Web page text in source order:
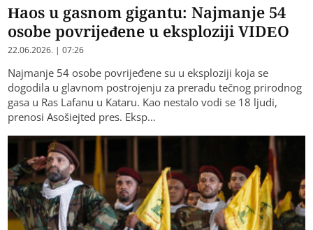
Haos u gasnom gigantu: Najmanje 54
osobe povrijeđene u eksploziji VIDEO
22.06.2026. | 07:26
Najmanje 54 osobe povrijeđene su u eksploziji koja se
dogodila u glavnom postrojenju za preradu tečnog prirodnog
gasa u Ras Lafanu u Kataru. Kao nestalo vodi se 18 ljudi,
prenosi Asošiejted pres. Eksp…